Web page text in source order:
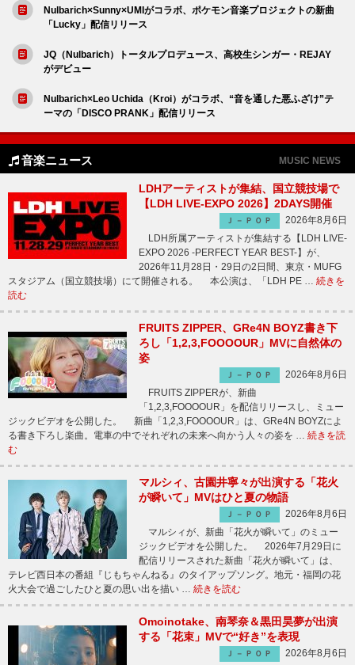
Nulbarich×Sunny×UMIがコラボ、ポケモン音楽プロジェクトの新曲
「Lucky」配信リリース
JQ（Nulbarich）トータルプロデュース、高校生シンガー・REJAY
がデビュー
Nulbarich×Leo Uchida（Kroi）がコラボ、“音を通した悪ふざけ”テ
ーマの「DISCO PRANK」配信リリース
音楽ニュース MUSIC NEWS
LDHアーティストが集結、国立競技場で
【LDH LIVE-EXPO 2026】2DAYS開催
Ｊ－ＰＯＰ
2026年8月6日
LDH所属アーティストが集結する【LDH LIVE-
EXPO 2026 -PERFECT YEAR BEST-】が、
2026年11月28日・29日の2日間、東京・MUFG
スタジアム（国立競技場）にて開催される。 本公演は、「LDH PE … 続きを
読む
FRUITS ZIPPER、GRe4N BOYZ書き下
ろし「1,2,3,FOOOOUR」MVに自然体の
姿
Ｊ－ＰＯＰ
2026年8月6日
FRUITS ZIPPERが、新曲
「1,2,3,FOOOOUR」を配信リリースし、ミュー
ジックビデオを公開した。 新曲「1,2,3,FOOOOUR」は、GRe4N BOYZによ
る書き下ろし楽曲。電車の中でそれぞれの未来へ向かう人々の姿を … 続きを読
む
マルシィ、古園井寧々が出演する「花火
が瞬いて」MVはひと夏の物語
Ｊ－ＰＯＰ
2026年8月6日
マルシィが、新曲「花火が瞬いて」のミュー
ジックビデオを公開した。 2026年7月29日に
配信リリースされた新曲「花火が瞬いて」は、
テレビ西日本の番組『じもちゃんねる』のタイアップソング。地元・福岡の花
火大会で過ごしたひと夏の思い出を描い … 続きを読む
Omoinotake、南琴奈＆黒田昊夢が出演
する「花束」MVで“好き”を表現
Ｊ－ＰＯＰ
2026年8月6日